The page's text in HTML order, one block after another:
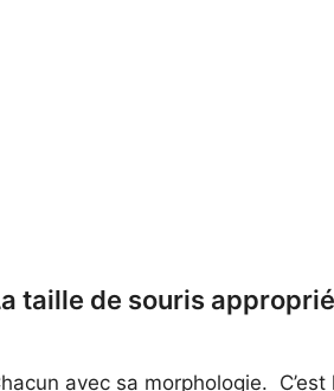
taille de souris
avec sa morphologie.